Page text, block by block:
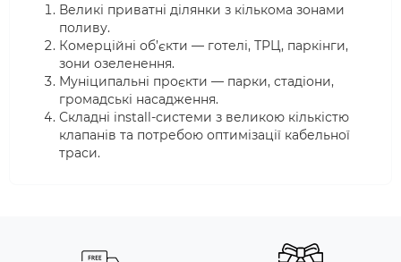
Великі приватні ділянки з кількома зонами
поливу.
Комерційні об’єкти — готелі, ТРЦ, паркінги,
зони озеленення.
Муніципальні проєкти — парки, стадіони,
громадські насадження.
Складні install-системи з великою кількістю
клапанів та потребою оптимізації кабельної
траси.